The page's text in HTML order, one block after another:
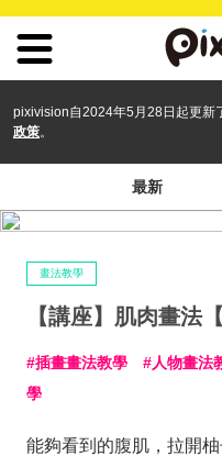
pixivision自2024年5月28日起更新
政策。
最新
畫法教學
【講座】肌肉畫法
插畫畫法教學 人物畫法
學
能夠看到的腹肌，拉開